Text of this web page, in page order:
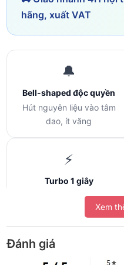
hãng, xuất VAT
🔔
Bell-shaped độc quyền
Hút nguyên liệu vào tâm
dao, ít văng
⚡
Turbo 1 giây
Giữ nút khi gặp nguyên liệu
Máy xay cầm tay Braun
Xem
Đánh giá